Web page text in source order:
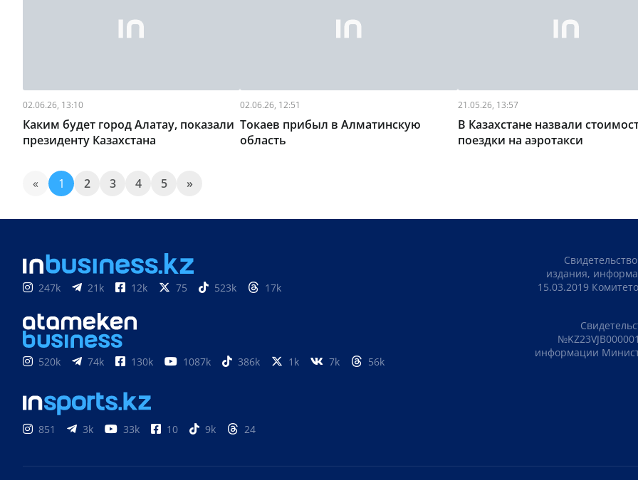
02.06.26, 13:10
Каким будет город Алатау, показали
президенту Казахстана
02.06.26, 12:51
Токаев прибыл в Алматинскую
область
21.05.26, 13:57
В Казахстане назвали
поездки на аэротакси
« 1 2 3 4 5 »
247k 21k 12k 75 523k 17k
520k 74k 130k 1087k 386k 1k 7k 56k
851 3k 33k 10 9k 24
издания,
15.03.2019
информации